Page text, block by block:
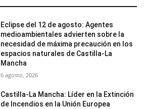
Eclipse del 12 de agosto: Agentes
medioambientales advierten sobre la
necesidad de máxima precaución en los
espacios naturales de Castilla-La
Mancha
6 agosto, 2026
Castilla-La Mancha: Líder en la Extinción
de Incendios en la Unión Europea